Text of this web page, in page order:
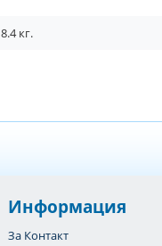
8.4кг.
Информация
За Контакт